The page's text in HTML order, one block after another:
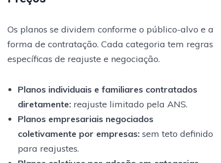
Os planos se dividem conforme o público-alvo e a
forma de contratação. Cada categoria tem regras
específicas de reajuste e negociação.
Planos individuais e familiares contratados
diretamente:reajuste limitado pela ANS.
Planos empresariais negociados
coletivamente por empresas:sem teto definido
para reajustes.